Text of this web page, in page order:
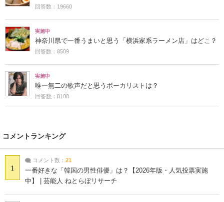
回答数：19660
実施中
神奈川県で一番うまいと思う「横浜家系ラーメン店」はどこ？
回答数：8509
実施中
唯一無二の歌声だと思うボーカリストは？
回答数：8108
コメントランキング
1
コメント数： 21
一番好きな「韓国の男性俳優」は？【2026年版・人気投票実施
中】 | 芸能人 ねとらぼリサーチ